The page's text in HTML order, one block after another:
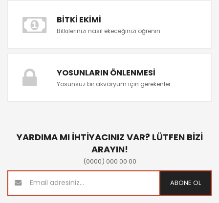
BITKI EKIMI
Bitkilerinizi nasıl ekeceğinizi öğrenin.
YOSUNLARIN ÖNLENMESI
Yosunsuz bir akvaryum için gerekenler.
YARDIMA MI İHTİYACINIZ VAR? LÜTFEN BİZİ
ARAYIN!
(0000) 000 00 00
ABONE OL